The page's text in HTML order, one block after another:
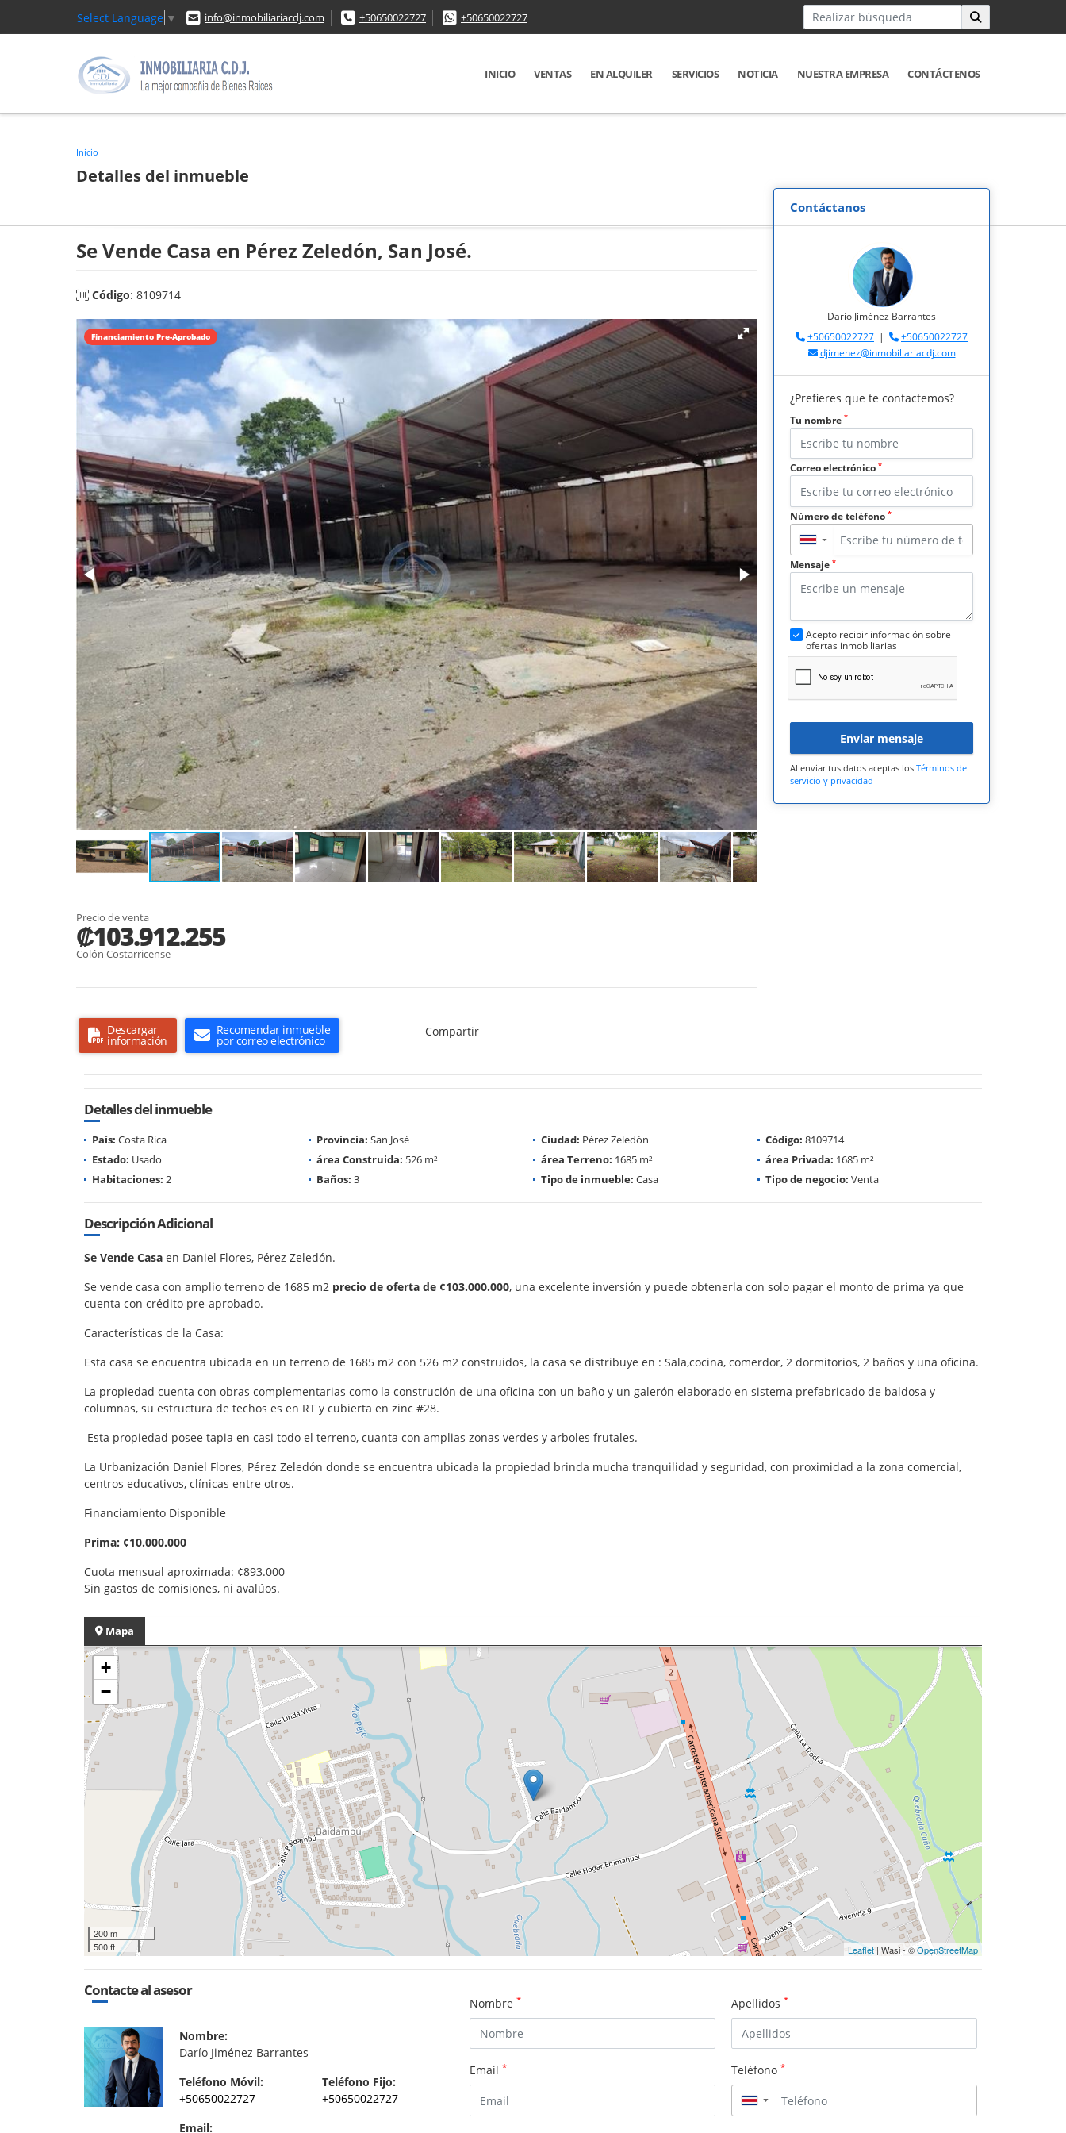
Select Language ▼ info@inmobiliariacdj.com +50650022727 +50650022727
INICIO VENTAS EN ALQUILER SERVICIOS NOTICIA NUESTRA EMPRESA CONTÁCTENOS
Inicio
Detalles del inmueble
Se Vende Casa en Pérez Zeledón, San José.
Código: 8109714
Financiamiento Pre-Aprobado
Precio de venta
₡103.912.255
Colón Costarricense
Descargar
información
Recomendar inmueble
por correo electrónico
Compartir
Contáctanos
Darío Jiménez Barrantes
+50650022727 |
+50650022727
djimenez@inmobiliariacdj.com
¿Prefieres que te contactemos?
Tu nombre *
Correo electrónico *
Número de teléfono *
▼
Mensaje *
Acepto recibir información sobre
ofertas inmobiliarias
Enviar mensaje
Al enviar tus datos aceptas los Términos de
servicio y privacidad
Detalles del inmueble
País: Costa Rica Provincia: San José Ciudad: Pérez Zeledón Código: 8109714
Estado: Usado área Construida: 526 m² área Terreno: 1685 m² área Privada: 1685 m²
Habitaciones: 2 Baños: 3 Tipo de inmueble: Casa Tipo de negocio: Venta
Descripción Adicional
Se Vende Casa en Daniel Flores, Pérez Zeledón.
Se vende casa con amplio terreno de 1685 m2 precio de oferta de ¢103.000.000, una excelente inversión y puede obtenerla con solo pagar el monto de prima ya que
cuenta con crédito pre-aprobado.
Características de la Casa:
Esta casa se encuentra ubicada en un terreno de 1685 m2 con 526 m2 construidos, la casa se distribuye en : Sala,cocina, comerdor, 2 dormitorios, 2 baños y una oficina.
La propiedad cuenta con obras complementarias como la construción de una oficina con un baño y un galerón elaborado en sistema prefabricado de baldosa y
columnas, su estructura de techos es en RT y cubierta en zinc #28.
Esta propiedad posee tapia en casi todo el terreno, cuanta con amplias zonas verdes y arboles frutales.
La Urbanización Daniel Flores, Pérez Zeledón donde se encuentra ubicada la propiedad brinda mucha tranquilidad y seguridad, con proximidad a la zona comercial,
centros educativos, clínicas entre otros.
Financiamiento Disponible
Prima: ¢10.000.000
Cuota mensual aproximada: ¢893.000
Sin gastos de comisiones, ni avalúos.
Mapa
+
−
200 m
500 ft
Leaflet | Wasi - ©OpenStreetMap
Contacte al asesor
Nombre:
Darío Jiménez Barrantes
Teléfono Móvil:
+50650022727
Teléfono Fijo:
+50650022727
Email:
Nombre * Apellidos *
Email * Teléfono *
▼